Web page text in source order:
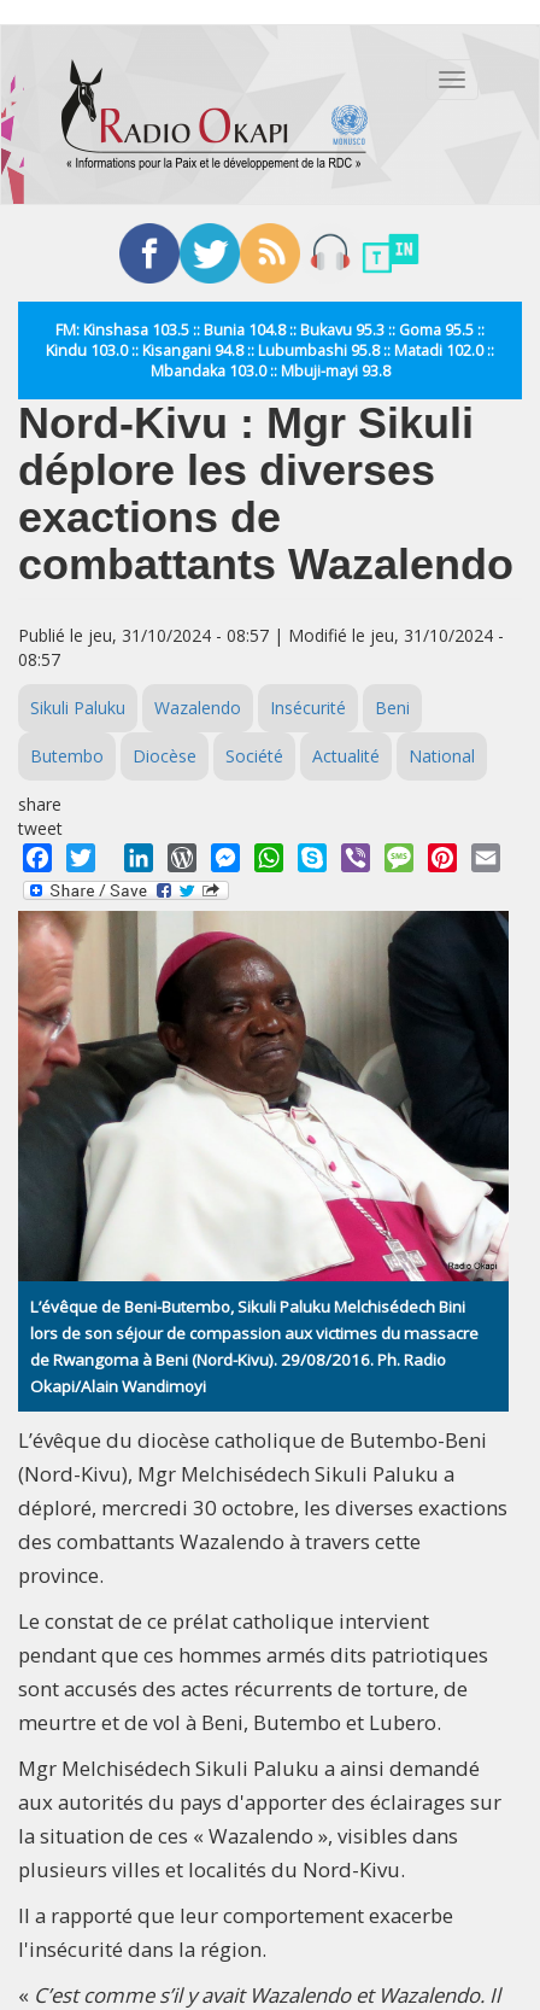
contenu
principal
Toggle
FM: Kinshasa 103.5 :: Bunia 104.8 :: Bukavu 95.3 :: Goma 95.5 ::
Kindu 103.0 :: Kisangani 94.8 :: Lubumbashi 95.8 :: Matadi 102.0 ::
Mbandaka 103.0 :: Mbuji-mayi 93.8
Nord-Kivu : Mgr Sikuli
déplore les diverses
exactions de
combattants Wazalendo
Publié le jeu, 31/10/2024 - 08:57 | Modifié le jeu, 31/10/2024 -
08:57
Sikuli Paluku Wazalendo Insécurité Beni
Butembo Diocèse Société Actualité National
share
tweet
Facebook
Twitter LinkedInWordPressMessengerWhatsApp
Skype Viber MessagePinterest
L’évêque de Beni-Butembo, Sikuli Paluku Melchisédech Bini
lors de son séjour de compassion aux victimes du massacre
de Rwangoma à Beni (Nord-Kivu). 29/08/2016. Ph. Radio
Okapi/Alain Wandimoyi
L’évêque du diocèse catholique de Butembo-Beni
(Nord-Kivu), Mgr Melchisédech Sikuli Paluku a
déploré, mercredi 30 octobre, les diverses exactions
des combattants Wazalendo à travers cette
province.
Le constat de ce prélat catholique intervient
pendant que ces hommes armés dits patriotiques
sont accusés des actes récurrents de torture, de
meurtre et de vol à Beni, Butembo et Lubero.
Mgr Melchisédech Sikuli Paluku a ainsi demandé
aux autorités du pays d'apporter des éclairages sur
la situation de ces « Wazalendo », visibles dans
plusieurs villes et localités du Nord-Kivu.
Il a rapporté que leur comportement exacerbe
l'insécurité dans la région.
« C’est comme s’il y avait Wazalendo et Wazalendo. Il